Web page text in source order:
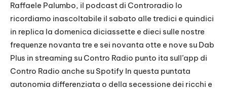
Raffaele Palumbo, il podcast di Controradio lo
ricordiamo inascoltabile il sabato alle tredici e quindici
in replica la domenica diciassette e dieci sulle nostre
frequenze novanta tre e sei novanta otte e nove su Dab
Plus in streaming su Contro Radio punto ita sull’app di
Contro Radio anche su Spotify In questa puntata
autonomia differenziata o della secessione dei ricchi e